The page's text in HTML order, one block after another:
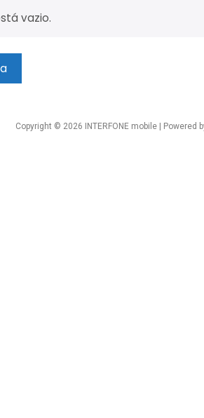
vazio.
Copyright © 2026 INTERFONE mobile | Powered